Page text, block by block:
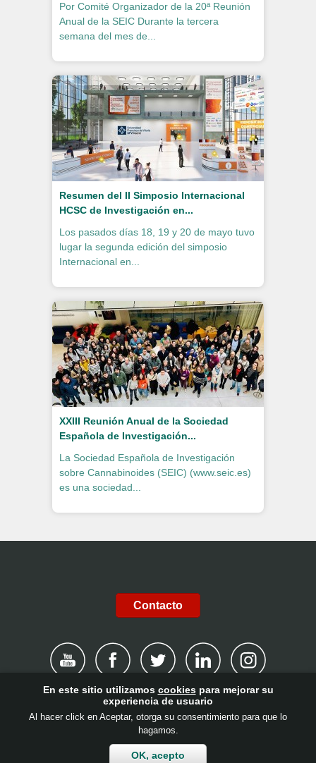
Por Comité Organizador de la 20ª Reunión
Anual de la SEIC Durante la tercera
semana del mes de...
Resumen del II Simposio Internacional
HCSC de Investigación en...
Los pasados días 18, 19 y 20 de mayo tuvo
lugar la segunda edición del simposio
Internacional en...
XXIII Reunión Anual de la Sociedad
Española de Investigación...
La Sociedad Española de Investigación
sobre Cannabinoides (SEIC) (www.seic.es)
es una sociedad...
Contacto
Aviso legal Política de privacidad Canal de
Contacto|Colabora
En este sitio utilizamos cookiespara mejorar su
experiencia de usuario
Al hacer click en Aceptar, otorga su consentimiento para que lo
hagamos.
OK, acepto